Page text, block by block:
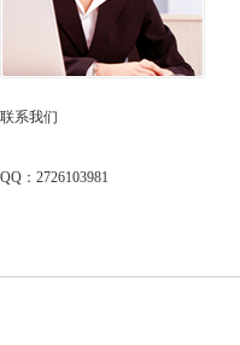
联系我们
QQ：2726103981